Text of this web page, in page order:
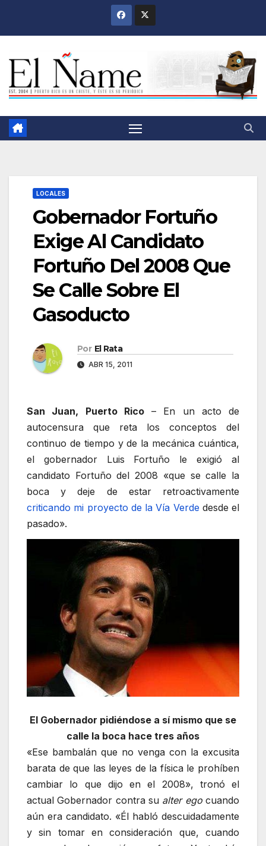
LOCALES
Gobernador Fortuño
Exige Al Candidato
Fortuño Del 2008 Que
Se Calle Sobre El
Gasoducto
Por El Rata
ABR 15, 2011
San Juan, Puerto Rico– En un acto de
autocensura que reta los conceptos del
continuo de tiempo y de la mecánica cuántica,
el gobernador Luis Fortuño le exigió al
candidato Fortuño del 2008 «que se calle la
boca y deje de estar retroactivamente
criticando mi proyecto de la Vía Verde desde el
pasado».
El Gobernador pidiéndose a sí mismo que se
calle la boca hace tres años
«Ese bambalán que no venga con la excusita
barata de que las leyes de la física le prohíben
cambiar lo que dijo en el 2008», tronó el
actual Gobernador contra su alter egocuando
aún era candidato. «Él habló descuidadamente
y sin tomar en consideración que, cuando